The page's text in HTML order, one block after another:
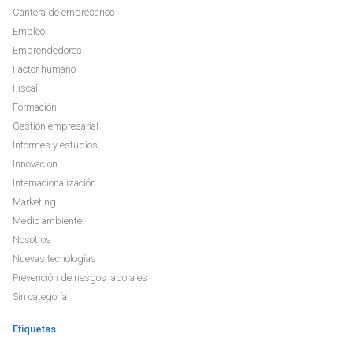
Cantera de empresarios
Empleo
Emprendedores
Factor humano
Fiscal
Formación
Gestión empresarial
Informes y estudios
Innovación
Internacionalización
Marketing
Medio ambiente
Nosotros
Nuevas tecnologías
Prevención de riesgos laborales
Sin categoría
Etiquetas